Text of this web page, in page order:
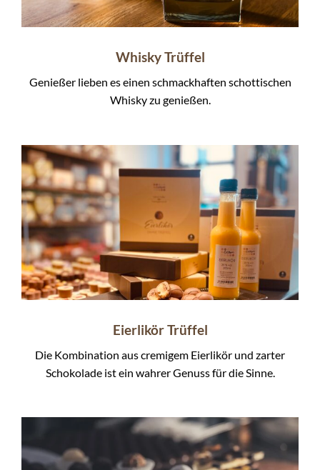
Whisky Trüffel
Genießer lieben es einen schmackhaften schottischen
Whisky zu genießen.
Eierlikör Trüffel
Die Kombination aus cremigem Eierlikör und zarter
Schokolade ist ein wahrer Genuss für die Sinne.